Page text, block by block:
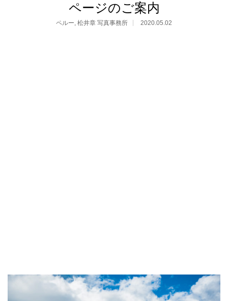
ページのご案内
ペルー, 松井章 写真事務所 2020.05.02